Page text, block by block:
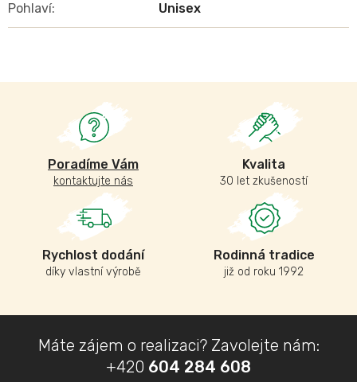
Poradíme Vám
kontaktujte nás
Kvalita
30 let zkušeností
Rychlost dodání
díky vlastní výrobě
Rodinná tradice
již od roku 1992
Pohlaví: Unisex
Máte zájem o realizaci? Zavolejte nám:
+420 604 284 608